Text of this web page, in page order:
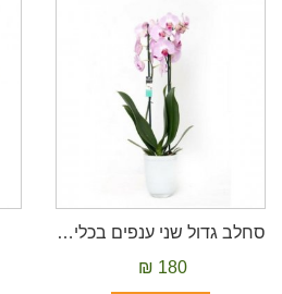
סחלב גדול שני ענפים בכלי קרמיקה
180 ₪